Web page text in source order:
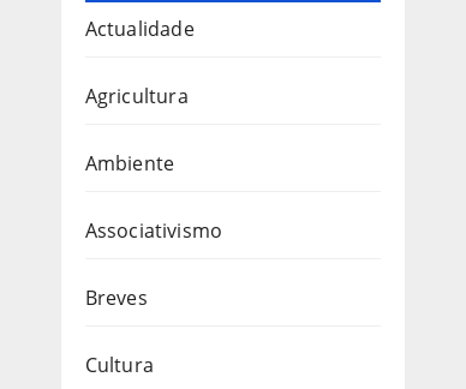
Actualidade
Agricultura
Ambiente
Associativismo
Breves
Cultura